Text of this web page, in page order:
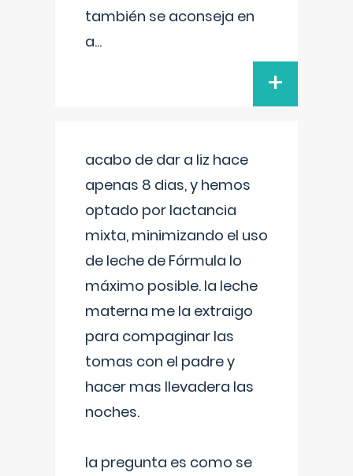
también se aconseja en
a...
+
acabo de dar a liz hace
apenas 8 dias, y hemos
optado por lactancia
mixta, minimizando el uso
de leche de Fórmula lo
máximo posible. la leche
materna me la extraigo
para compaginar las
tomas con el padre y
hacer mas llevadera las
noches.
la pregunta es como se